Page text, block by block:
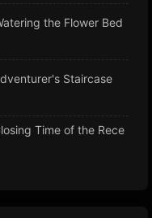
the Flower Bed
Staircase
Time of the Rece